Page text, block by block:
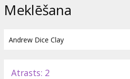
Meklēšana
Atrasts: 2